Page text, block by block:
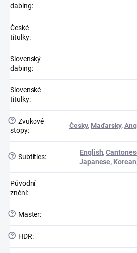
dabing:
České
titulky:
Slovenský
dabing:
Slovenské
titulky:
? Zvukové
stopy:
Česky, Maďarsky,
? Subtitles:
English,
Japanese, Korean,
Původní
znění:
? Master:
? HDR: